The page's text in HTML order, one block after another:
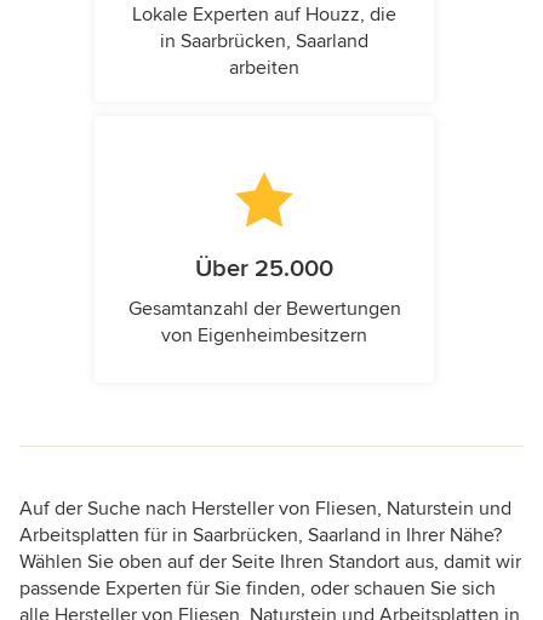
Lokale Experten auf Houzz, die
in Saarbrücken, Saarland
arbeiten
Über 25.000
Gesamtanzahl der Bewertungen
von Eigenheimbesitzern
Auf der Suche nach Hersteller von Fliesen, Naturstein und
Arbeitsplatten für in Saarbrücken, Saarland in Ihrer Nähe?
Wählen Sie oben auf der Seite Ihren Standort aus, damit wir
passende Experten für Sie finden, oder schauen Sie sich
alle Hersteller von Fliesen, Naturstein und Arbeitsplatten in